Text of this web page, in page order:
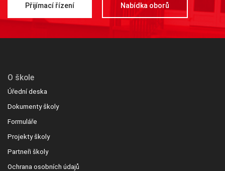
Přijímací řízení Nabídka oborů
O škole
Úřední deska
Dokumenty školy
Formuláře
Projekty školy
Partneři školy
Ochrana osobních údajů